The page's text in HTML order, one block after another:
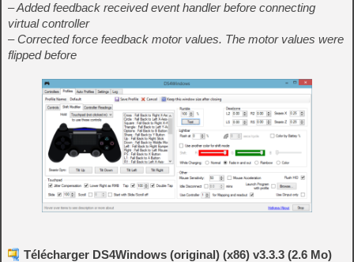
– Added feedback received event handler before connecting
virtual controller
– Corrected force feedback motor values. The motor values were
flipped before
Télécharger DS4Windows (original) (x86) v3.3.3 (2.6 Mo)